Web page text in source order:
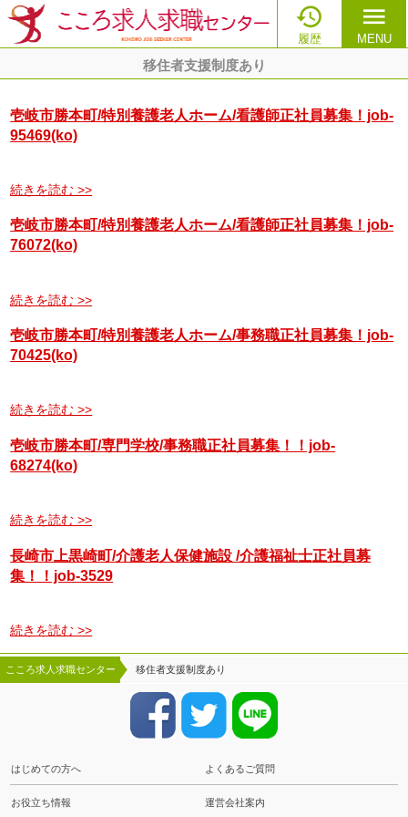

履歴
menu
MENU
移住者支援制度あり
壱岐市勝本町/特別養護老人ホーム/看護師正社員募集！job-
95469(ko)
続きを読む >>
壱岐市勝本町/特別養護老人ホーム/看護師正社員募集！job-
76072(ko)
続きを読む >>
壱岐市勝本町/特別養護老人ホーム/事務職正社員募集！job-
70425(ko)
続きを読む >>
壱岐市勝本町/専門学校/事務職正社員募集！！job-
68274(ko)
続きを読む >>
長崎市上黒崎町/介護老人保健施設 /介護福祉士正社員募
集！！job-3529
続きを読む >>
こころ求人求職センター 移住者支援制度あり
はじめての方へ よくあるご質問
お役立ち情報 運営会社案内